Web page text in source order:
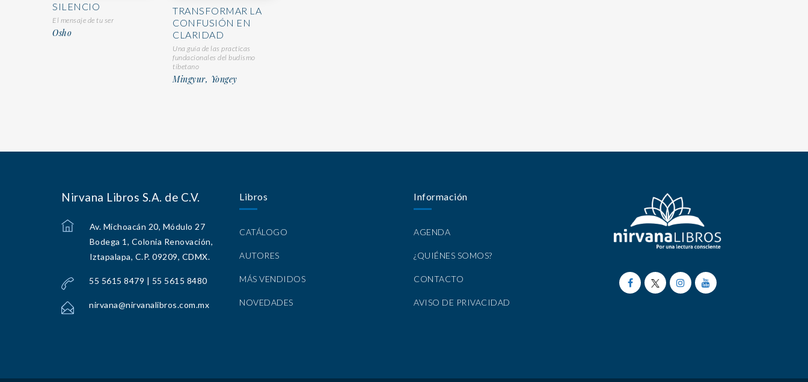
SILENCIO
El mensaje de tu ser
Osho
TRANSFORMAR LA
CONFUSIÓN EN
CLARIDAD
Una guía de las practicas
fundacionales del budismo
tibetano
Mingyur, Yongey
Nirvana Libros S.A. de C.V.
Av. Michoacán 20, Módulo 27
Bodega 1, Colonia Renovación,
Iztapalapa, C.P. 09209, CDMX.
55 5615 8479 | 55 5615 8480
nirvana@nirvanalibros.com.mx
Libros
CATÁLOGO
AUTORES
MÁS VENDIDOS
NOVEDADES
Información
AGENDA
¿QUIÉNES SOMOS?
CONTACTO
AVISO DE PRIVACIDAD